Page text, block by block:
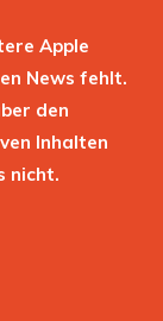
Apple
News fehlt.
den
Inhalten
nicht.